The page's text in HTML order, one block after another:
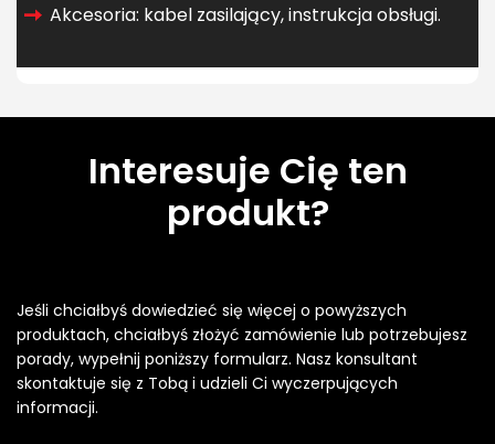
Akcesoria: kabel zasilający, instrukcja obsługi.
Interesuje Cię ten
produkt?
Jeśli chciałbyś dowiedzieć się więcej o powyższych
produktach, chciałbyś złożyć zamówienie lub potrzebujesz
porady, wypełnij poniższy formularz. Nasz konsultant
skontaktuje się z Tobą i udzieli Ci wyczerpujących
informacji.